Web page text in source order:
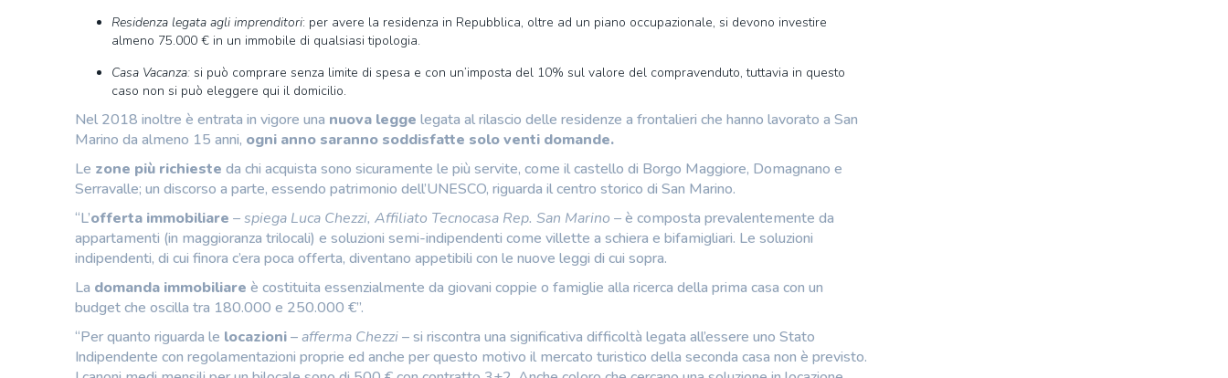
Residenza legata agli imprenditori: per avere la residenza in Repubblica, oltre ad un piano occupazionale, si devono investire
almeno 75.000 € in un immobile di qualsiasi tipologia.
Casa Vacanza: si può comprare senza limite di spesa e con un’imposta del 10% sul valore del compravenduto, tuttavia in questo
caso non si può eleggere qui il domicilio.
Nel 2018 inoltre è entrata in vigore una nuova legge legata al rilascio delle residenze a frontalieri che hanno lavorato a San
Marino da almeno 15 anni, ogni anno saranno soddisfatte solo venti domande.
Le zone più richieste da chi acquista sono sicuramente le più servite, come il castello di Borgo Maggiore, Domagnano e
Serravalle; un discorso a parte, essendo patrimonio dell’UNESCO, riguarda il centro storico di San Marino.
“L’offerta immobiliare – spiega Luca Chezzi, Affiliato Tecnocasa Rep. San Marino –è composta prevalentemente da
appartamenti (in maggioranza trilocali) e soluzioni semi-indipendenti come villette a schiera e bifamigliari. Le soluzioni
indipendenti, di cui finora c’era poca offerta, diventano appetibili con le nuove leggi di cui sopra.
La domanda immobiliare è costituita essenzialmente da giovani coppie o famiglie alla ricerca della prima casa con un
budget che oscilla tra 180.000 e 250.000 €”.
“Per quanto riguarda le locazioni–afferma Chezzi– si riscontra una significativa difficoltà legata all’essere uno Stato
Indipendente con regolamentazioni proprie ed anche per questo motivo il mercato turistico della seconda casa non è previsto.